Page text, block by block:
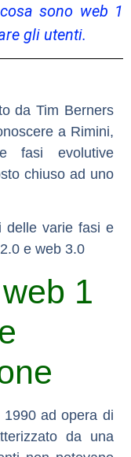
sono web 1
gli utenti.
da Tim Berners
a Rimini,
fasi evolutive
chiuso ad uno
delle varie fasi e
e web 3.0
1
ad opera di
da una